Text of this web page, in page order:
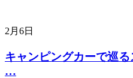
2月6日
キャンピングカーで巡
…